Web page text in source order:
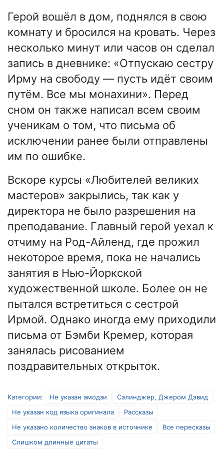
Герой вошёл в дом, поднялся в свою
комнату и бросился на кровать. Через
несколько минут или часов он сделал
запись в дневнике: «Отпускаю сестру
Ирму на свободу — пусть идёт своим
путём. Все мы монахини». Перед
сном он также написал всем своим
ученикам о том, что письма об
исключении ранее были отправлены
им по ошибке.
Вскоре курсы «Любителей великих
мастеров» закрылись, так как у
директора не было разрешения на
преподавание. Главный герой уехал к
отчиму на Род-Айленд, где прожил
некоторое время, пока не начались
занятия в Нью-Йоркской
художественной школе. Более он не
пытался встретиться с сестрой
Ирмой. Однако иногда ему приходили
письма от Бэмби Кремер, которая
занялась рисованием
поздравительных открыток.
Категории: Не указан эмодзи
Сэлинджер, Джером Дэвид
Не указан код языка оригинала
Рассказы
Не указано количество знаков в источнике
Все пересказы
Слишком длинные цитаты